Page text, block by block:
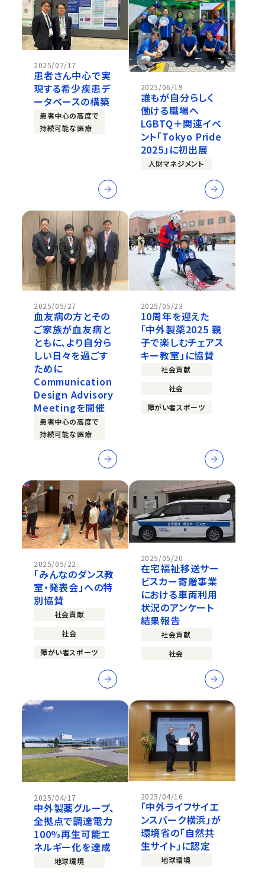
2025/07/17
患者さん中心で実
現する希少疾患デ
ータベースの構築
患者中心の高度で
持続可能な医療
2025/06/19
誰もが自分らしく
働ける職場へ
LGBTQ＋関連イベ
ント「Tokyo Pride
2025」に初出展
人財マネジメント
2025/05/27
血友病の方とその
ご家族が血友病と
ともに、より自分ら
しい日々を過ごす
ために
Communication
Design Advisory
Meetingを開催
患者中心の高度で
持続可能な医療
2025/05/23
10周年を迎えた
「中外製薬2025 親
子で楽しむチェアス
キー教室」に協賛
社会貢献
社会
障がい者スポーツ
2025/05/22
「みんなのダンス教
室・発表会」への特
別協賛
社会貢献
社会
障がい者スポーツ
2025/05/20
在宅福祉移送サー
ビスカー寄贈事業
における車両利用
状況のアンケート
結果報告
社会貢献
社会
2025/04/17
中外製薬グループ、
全拠点で調達電力
100%再生可能エ
ネルギー化を達成
地球環境
2025/04/16
「中外ライフサイエ
ンスパーク横浜」が
環境省の「自然共
生サイト」に認定
地球環境